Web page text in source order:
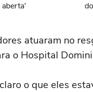
aberta'
atuaram no
o Hospital
o que eles